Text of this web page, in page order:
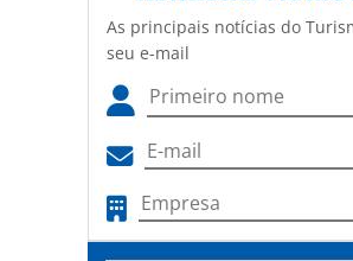
As principais notícias do
seu e-mail